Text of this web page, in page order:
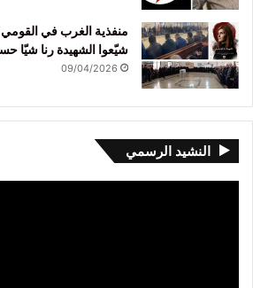
منفذية الغرب في
شيّعوا الشهيدة رنا شيّا
09/04/2026
النشيد الرسمي